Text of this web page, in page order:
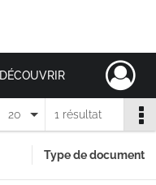
DÉCOUVRIR
1 résultat
20
Type de document